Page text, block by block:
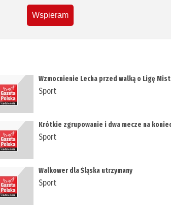
Wspieram
Wzmocnienie Lecha przed walką o Ligę
Sport
Krótkie zgrupowanie i dwa mecze na
Sport
Walkower dla Śląska utrzymany
Sport